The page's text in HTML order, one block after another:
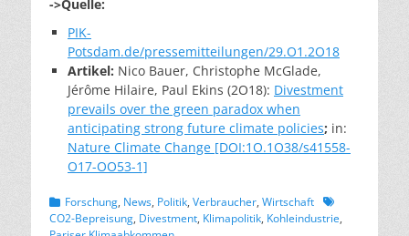
->Quelle:
PIK-
Potsdam.de/pressemitteilungen/29.O1.2O18
Artikel: Nico Bauer, Christophe McGlade,
Jérôme Hilaire, Paul Ekins (2O18): Divestment
prevails over the green paradox when
anticipating strong future climate policies; in:
Nature Climate Change [DOI:1O.1O38/s41558-
O17-OO53-1]
Kategorien
Forschung, News, Politik, Verbraucher, Wirtschaft Schlagworte
CO2-Bepreisung, Divestment, Klimapolitik, Kohleindustrie,